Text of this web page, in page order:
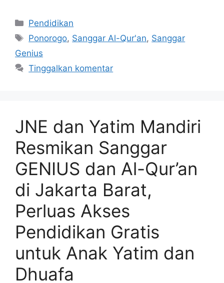
Pendidikan
Ponorogo, Sanggar Al-Qur'an, Sanggar
Genius
Tinggalkan komentar
JNE dan Yatim Mandiri
Resmikan Sanggar
GENIUS dan Al-Qur’an
di Jakarta Barat,
Perluas Akses
Pendidikan Gratis
untuk Anak Yatim dan
Dhuafa